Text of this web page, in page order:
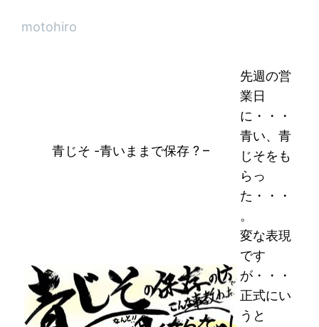
motohiro
青じそ -青いままで保存 ? –
先週の営
業日
に・・・
青い、青
じそをも
らっ
た・・・
。
変な表現
です
が・・・
正式にい
うと